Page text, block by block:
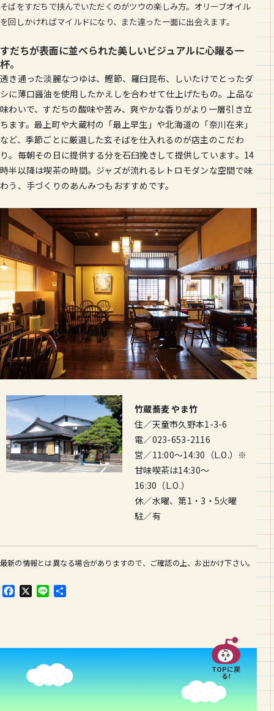
そばをすだちで挟んでいただくのがツウの楽しみ方。オリーブオイル
を回しかければマイルドになり、また違った一面に出会えます。
すだちが表面に並べられた美しいビジュアルに心躍る一
杯。
透き通った淡麗なつゆは、鰹節、羅臼昆布、しいたけでとったダ
シに薄口醤油を使用したかえしを合わせて仕上げたもの。上品な
味わいで、すだちの酸味や苦み、爽やかな香りがより一層引き立
ちます。最上町や大蔵村の「最上早生」や北海道の「奈川在来」
など、季節ごとに厳選した玄そばを仕入れるのが店主のこだわ
り。毎朝その日に提供する分を石臼挽きして提供しています。14
時半以降は喫茶の時間。ジャズが流れるレトロモダンな空間で味
わう、手づくりのあんみつもおすすめです。
竹蔵蕎麦 やま竹
住／天童市久野本1-3-6
電／023-653-2116
営／11:00〜14:30（L.O.）※
甘味喫茶は14:30〜
16:30（L.O.）
休／水曜、第1・3・5火曜
駐／有
最新の情報とは異なる場合がありますので、ご確認の上、お出かけ下さい。
F
o
o
k
X
L
TOPに戻
る!